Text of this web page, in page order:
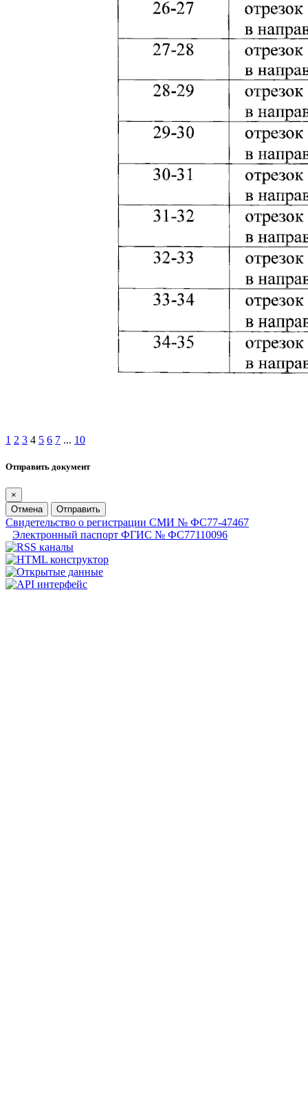
1 2 3 4 5 6 7 ... 10
Отправить документ
×
Отмена
Отправить
Свидетельство о регистрации СМИ № ФС77-47467
Электронный паспорт ФГИС № ФС77110096